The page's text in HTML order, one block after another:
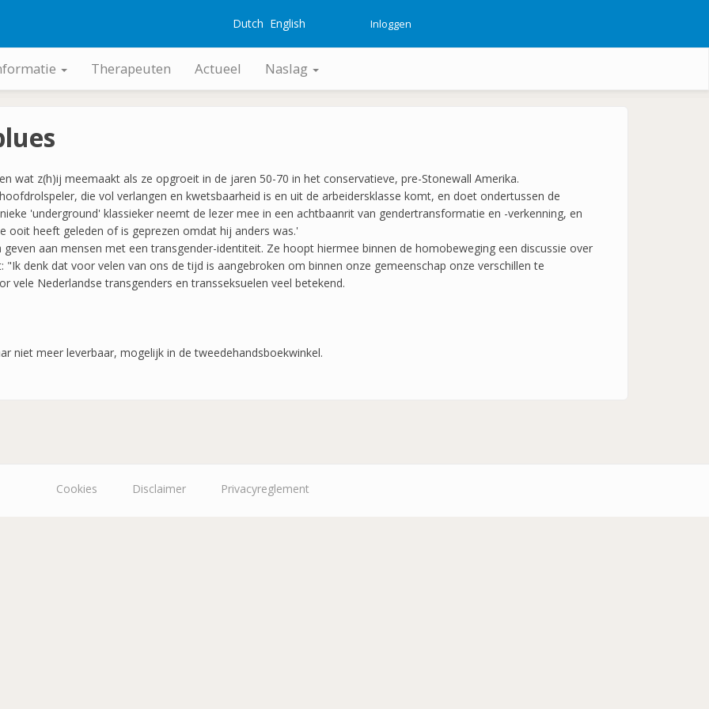
Dutch English Gebruikersmenu
Inloggen
Therapeuten Actueel Naslag
wat z(h)ij meemaakt als ze opgroeit in de jaren 50-70 in het conservatieve, pre-Stonewall Amerika.
die vol verlangen en kwetsbaarheid is en uit de arbeidersklasse komt, en doet ondertussen de
'underground' klassieker neemt de lezer mee in een achtbaanrit van gendertransformatie en -verkenning, en
ooit heeft geleden of is geprezen omdat hij anders was.'
aan mensen met een transgender-identiteit. Ze hoopt hiermee binnen de homobeweging een discussie over
denk dat voor velen van ons de tijd is aangebroken om binnen onze gemeenschap onze verschillen te
vele Nederlandse transgenders en transseksuelen veel betekend.
niet meer leverbaar, mogelijk in de tweedehandsboekwinkel.
Cookies Disclaimer Privacyreglement